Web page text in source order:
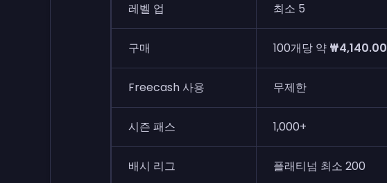
레벨 업 최소 5
구매 100개당 약 ₩4,140.00
Freecash 사용 무제한
시즌 패스 1,000+
배시 리그 플래티넘 최소 200